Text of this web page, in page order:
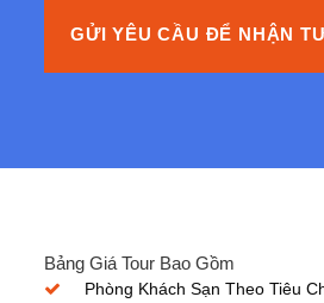
Bảng Giá Tour Bao Gồm
Phòng Khách Sạn Theo Tiêu